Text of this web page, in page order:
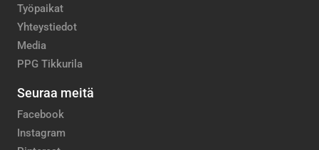
Työpaikat
Yhteystiedot
Media
PPG Tikkurila
Seuraa meitä
Facebook
Instagram